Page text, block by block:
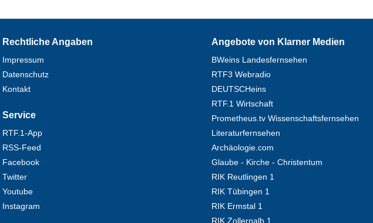
Rechtliche Angaben
Impressum
Datenschutz
Kontakt
Service
RTF.1-App
RSS-Feed
Facebook
Twitter
Youtube
Instagram
Angebote von Klarner Medien
BWeins Landesfernsehen
RTF3 Webradio
DEUTSCHeins
RTF.1 Wirtschaft
Prometheus.tv Wissenschaftsfernsehen
Literaturfernsehen
Archäologie.com
Glaube - Kirche - Christentum
RIK Reutlingen 1
RIK Tübingen 1
RIK Ermstal 1
RIK Zollernalb 1